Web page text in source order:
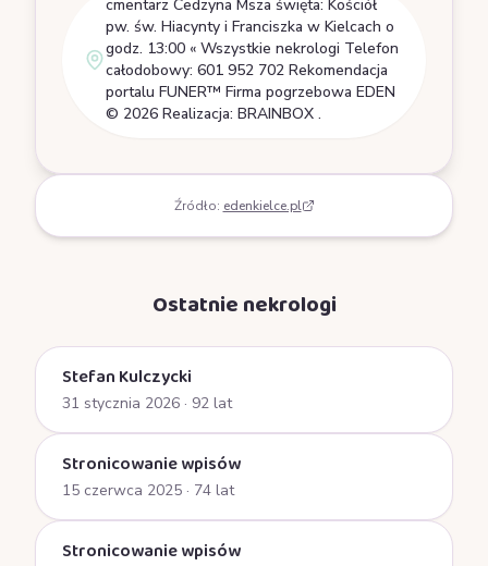
cmentarz Cedzyna Msza święta: Kościół
pw. św. Hiacynty i Franciszka w Kielcach o
godz. 13:00 « Wszystkie nekrologi Telefon
całodobowy: 601 952 702 Rekomendacja
portalu FUNER™ Firma pogrzebowa EDEN
© 2026 Realizacja: BRAINBOX .
Źródło: edenkielce.pl
Ostatnie nekrologi
Stefan Kulczycki
31 stycznia 2026 · 92 lat
Stronicowanie wpisów
15 czerwca 2025 · 74 lat
Stronicowanie wpisów